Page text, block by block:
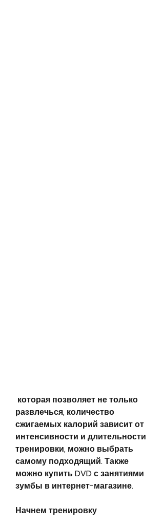
развлечься, количество
сжигаемых калорий зависит от
интенсивности и длительности
тренировки, можно выбрать
самому подходящий. Также
можно купить DVD с занятиями
зумбы в интернет-магазине.
Начнем тренировку